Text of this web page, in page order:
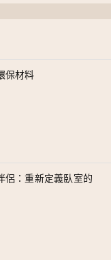
保材料
侶：重新定義臥室的